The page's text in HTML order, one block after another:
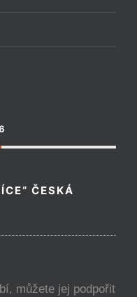
ČESKÁ
můžete jej podpořit